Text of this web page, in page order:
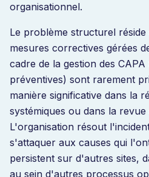
organisationnel.
Le problème structurel réside
mesures correctives gérées
cadre de la gestion des
préventives) sont rarement
manière significative dans la
systémiques ou dans la revue
L'organisation résout
s'attaquer aux causes qui
persistent sur d'autres sites,
au sein d'autres processus